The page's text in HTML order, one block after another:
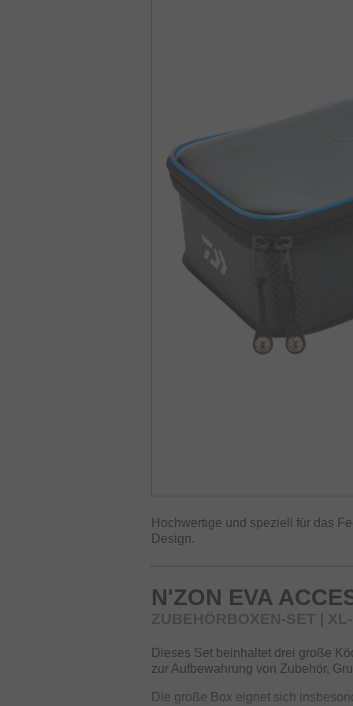
Hochwertige und speziell für das
Design.
N'ZON EVA
ZUBEHÖRBOXEN-SET |
Dieses Set beinhaltet drei große
zur Aufbewahrung von Zubehör,
Die große Box eignet sich